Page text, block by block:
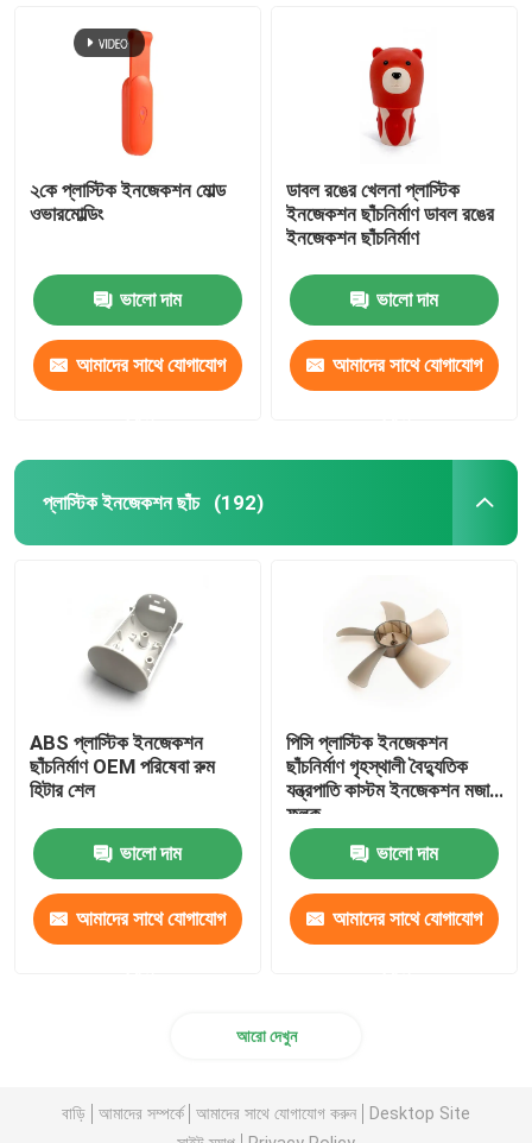
২কে প্লাস্টিক ইনজেকশন মোল্ড
ওভারমোল্ডিং
ভালো দাম
আমাদের সাথে যোগাযোগ
ডাবল রঙের খেলনা প্লাস্টিক
ইনজেকশন ছাঁচনির্মাণ ডাবল রঙের
ইনজেকশন ছাঁচনির্মাণ
ভালো দাম
আমাদের সাথে যোগাযোগ
প্লাস্টিক ইনজেকশন ছাঁচ (192)
ABS প্লাস্টিক ইনজেকশন
ছাঁচনির্মাণ OEM পরিষেবা রুম
হিটার শেল
ভালো দাম
আমাদের সাথে যোগাযোগ
পিসি প্লাস্টিক ইনজেকশন
ছাঁচনির্মাণ গৃহস্থালী বৈদ্যুতিক
যন্ত্রপাতি কাস্টম ইনজেকশন মজা
ফলক
ভালো দাম
আমাদের সাথে যোগাযোগ
আরো দেখুন
বাড়ি আমাদের সম্পর্কে আমাদের সাথে যোগাযোগ করুন
Desktop Site